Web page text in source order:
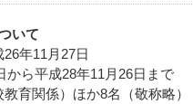
いて
年11月27日
ら平成28年11月26日まで
関係）ほか8名（敬称略）